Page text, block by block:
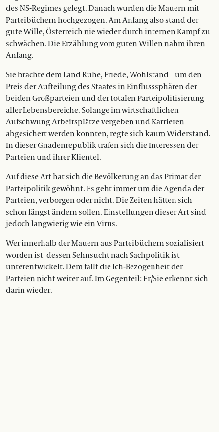
des NS-Regimes gelegt. Danach wurden die Mauern mit
Parteibüchern hochgezogen. Am Anfang also stand der
gute Wille, Österreich nie wieder durch internen Kampf zu
schwächen. Die Erzählung vom guten Willen nahm ihren
Anfang.
Sie brachte dem Land Ruhe, Friede, Wohlstand – um den
Preis der Aufteilung des Staates in Einflusssphären der
beiden Großparteien und der totalen Parteipolitisierung
aller Lebensbereiche. Solange im wirtschaftlichen
Aufschwung Arbeitsplätze vergeben und Karrieren
abgesichert werden konnten, regte sich kaum Widerstand.
In dieser Gnadenrepublik trafen sich die Interessen der
Parteien und ihrer Klientel.
Auf diese Art hat sich die Bevölkerung an das Primat der
Parteipolitik gewöhnt. Es geht immer um die Agenda der
Parteien, verborgen oder nicht. Die Zeiten hätten sich
schon längst ändern sollen. Einstellungen dieser Art sind
jedoch langwierig wie ein Virus.
Wer innerhalb der Mauern aus Parteibüchern sozialisiert
worden ist, dessen Sehnsucht nach Sachpolitik ist
unterentwickelt. Dem fällt die Ich-Bezogenheit der
Parteien nicht weiter auf. Im Gegenteil: Er/Sie erkennt sich
darin wieder.